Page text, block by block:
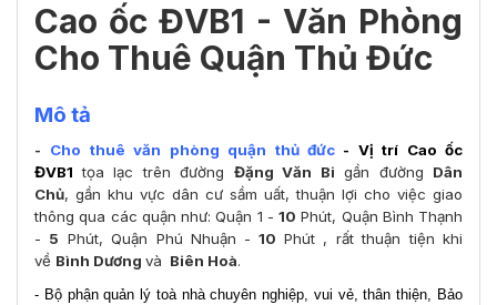
Cao ốc ĐVB1 - Văn Phòng
Cho Thuê Quận Thủ Đức
Mô tả
- Cho thuê văn phòng quận thủ đức - Vị trí Cao ốc
ĐVB1 tọa lạc trên đường Đặng Văn Bi gần đường Dân
Chủ, gần khu vực dân cư sầm uất, thuận lợi cho việc giao
thông qua các quận như: Quận 1 - 10 Phút, Quận Bình Thạnh
- 5 Phút, Quận Phú Nhuận - 10 Phút , rất thuận tiện khi
về Bình Dương và Biên Hoà.
- Bộ phận quản lý toà nhà chuyên nghiệp, vui vẻ, thân thiện, Bảo